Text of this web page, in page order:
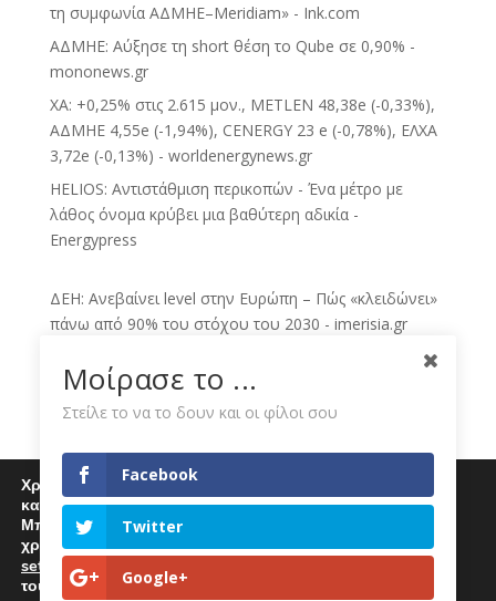
τη συμφωνία ΑΔΜΗΕ–Meridiam» - Ink.com
ΑΔΜΗΕ: Αύξησε τη short θέση το Qube σε 0,90% -
mononews.gr
ΧΑ: +0,25% στις 2.615 μον., METLEN 48,38e (-0,33%),
ΑΔΜΗΕ 4,55e (-1,94%), CENERGY 23 e (-0,78%), ΕΛΧΑ
3,72e (-0,13%) - worldenergynews.gr
HELIOS: Αντιστάθμιση περικοπών - Ένα μέτρο με
λάθος όνομα κρύβει μια βαθύτερη αδικία -
Energypress
ΔΕΗ: Ανεβαίνει level στην Ευρώπη – Πώς «κλειδώνει»
πάνω από 90% του στόχου του 2030 - imerisia.gr
ΔΕΗ: Πατάει γκάζι στις ΑΠΕ, έχει «κλειδώσει» το 81%
του στόχου για το 2030 - BusinessDaily
Τιμολόγια ρεύματος Αυγούστου: Οι χρεώσεις της ΔΕΗ
ΔΕΗ: Αμετάβλητες οι τιμές του πράσινου τιμολογίου
ρεύματος για τον Αύγουστο - CNN.gr
Νέα στρατηγική κίνηση της ΔΕΗ με εξαγορές
θυγατρικών στην Πολωνία και Ουγγαρία -
sofokleous10.gr
Χρησιμοποιούμε cookies για να σας προσφέρουμε μία
καλύτερη εμπειρία περιήγησης στον ιστότοπό μας.
Μπορείτε να μάθετε περισσότερα για τα cookies που
χρησιμοποιούμε
settings.
Επιλέγοντας "Αποδοχή" αποδέχεστε την χρήση
τους.
Μοίρασε το ...
Στείλε το να το δουν και οι φίλοι σου
Facebook
Twitter
Google+